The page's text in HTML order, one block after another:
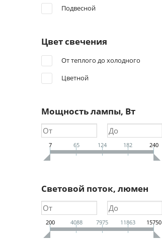
Подвесной
Цвет свечения
От теплого до холодного
Цветной
Мощность лампы, Вт
7 65 124 182 240
Световой поток, люмен
200 4088 7975 11863 15750